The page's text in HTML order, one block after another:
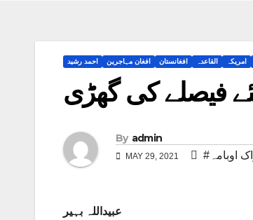
احمد رشید افغان مہاجرین افغانستان القاعدہ امریکہ
فیصلے کی گھڑی
By admin
MAY 29, 2021 اوبامہ
عبیداللہ بہیر